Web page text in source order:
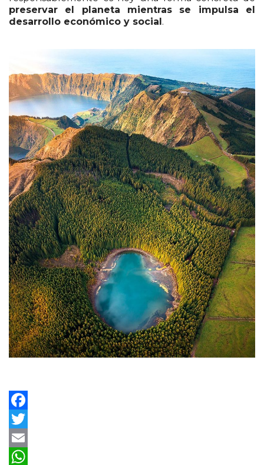
preservar el planeta mientras se impulsa el
desarrollo económico y social .
Facebook
Twitter
Email